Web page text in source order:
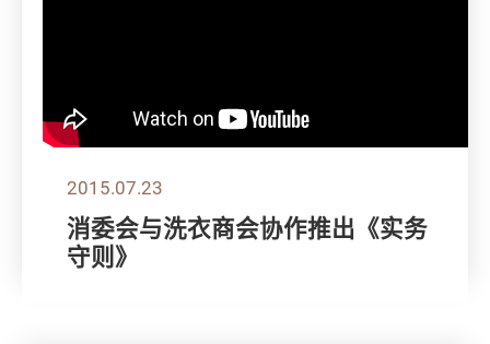
2015.07.23
消委会与洗衣商会协作推出《实务
守则》